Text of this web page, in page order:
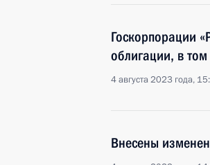
Госкорпорации
облигации, в
4 августа 2023 года,
Внесены